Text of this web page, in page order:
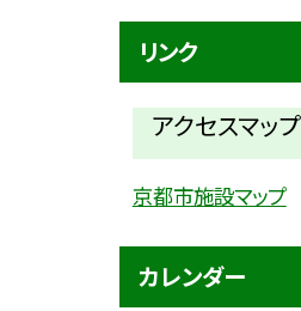
リンク
アクセスマップ
京都市施設マップ
カレンダー